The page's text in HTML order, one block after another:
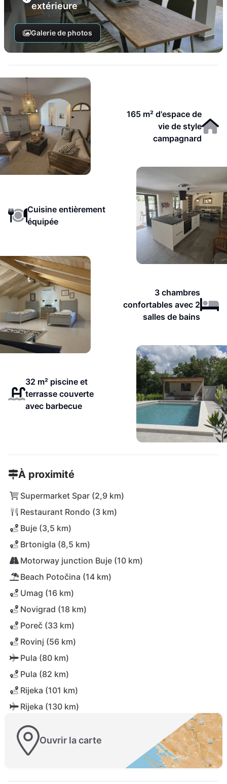
extérieure
Galerie de photos
165 m² d'espace de
vie de style
campagnard
Cuisine entièrement
équipée
3 chambres
confortables avec 2
salles de bains
32 m² piscine et
terrasse couverte
avec barbecue
À proximité
Supermarket Spar (2,9 km)
Restaurant Rondo (3 km)
Buje (3,5 km)
Brtonigla (8,5 km)
Motorway junction Buje (10 km)
Beach Potočina (14 km)
Umag (16 km)
Novigrad (18 km)
Poreč (33 km)
Rovinj (56 km)
Pula (80 km)
Pula (82 km)
Rijeka (101 km)
Rijeka (130 km)
Ouvrir la carte